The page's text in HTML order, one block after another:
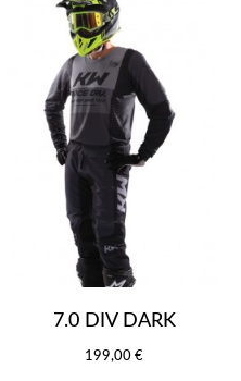
7.0 DIV DARK
199,00 €